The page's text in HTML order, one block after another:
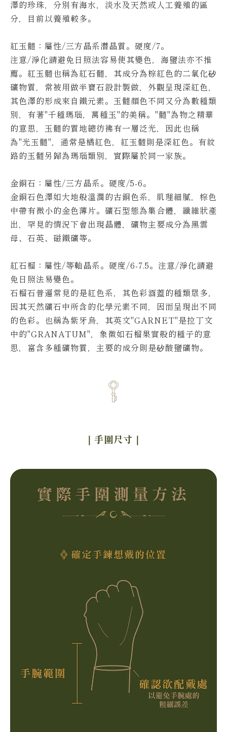
澤的珍珠，分別有海水，淡水及天然或人工養殖的區
分，目前以養殖較多。
紅玉髓： 屬性/三方晶系潛晶質。硬度/7。
注意/淨化請避免日照法容易使其變色，海鹽法亦不推
薦。 紅玉髓也稱為紅石髓，其成分為棕紅色的二氧化矽
礦物質，常被用做半寶石設計製做，外觀呈現深紅色，
其色澤的形成來自鐵元素。 玉髓顏色不同又分為數種類
別，有著"千種瑪瑙，萬種玉"的美稱。"髓"為物之精華
的意思，玉髓的質地總彷彿有一層泛光，因此也稱
為"光玉髓"，通常是橘紅色，紅玉髓則是深紅色。有紋
路的玉髓另歸為瑪瑙類別，實際屬於同一家族。
金銅石： 屬性/三方晶系。硬度/5-6。
金銅石色澤如大地般溫潤的古銅色系，肌理細膩，棕色
中帶有微小的金色薄片。 礦石型態為集合體，纖維狀產
出，罕見的情況下會出現晶體，礦物主要成分為黑雲
母、石英、磁鐵礦等。
紅石榴： 屬性/等軸晶系。硬度/6-7.5。 注意/淨化請避
免日照法易變色。
石榴石普遍常見的是紅色系，其色彩涵蓋的種類眾多，
因其天然礦石中所含的化學元素不同，因而呈現出不同
的色彩。 也稱為紫牙烏，其英文"GARNET"是拉丁文
中的"GRANATUM"，象徵如石榴果實般的種子的意
思，富含多種礦物質，主要的成分則是矽酸鹽礦物。
｜手圍尺寸 ｜